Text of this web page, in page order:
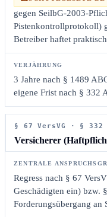
gegen SeilbG-2003-
Pistenkontrollprotokoll)
Betreiber haftet
3 Jahre nach § 1489
eigene Frist nach § 332
§ 67 VersVG · § 332
Versicherer
Regress nach § 67
Geschädigten ein) bzw.
Forderungsübergang an